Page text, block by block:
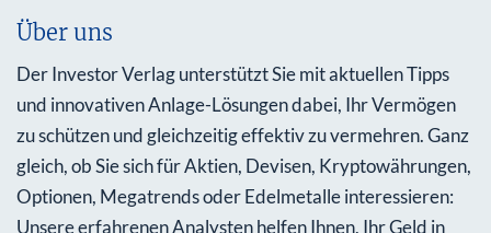
Über uns
Der Investor Verlag unterstützt Sie mit aktuellen Tipps
und innovativen Anlage-Lösungen dabei, Ihr Vermögen
zu schützen und gleichzeitig effektiv zu vermehren. Ganz
gleich, ob Sie sich für Aktien, Devisen, Kryptowährungen,
Optionen, Megatrends oder Edelmetalle interessieren:
Unsere erfahrenen Analysten helfen Ihnen, Ihr Geld in